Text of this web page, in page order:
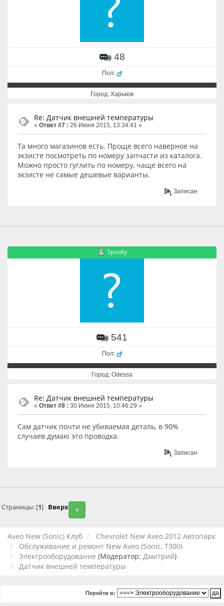
48
Пол:
Город: Харьков
Re: Датчик внешней температуры
« Ответ #7 : 26 Июня 2015, 13:34:41 »
Та много магазинов есть. Проще всего наверное на
экзисте посмотреть по номеру запчасти из каталога.
Можно просто гуглить по номеру, чаще всего на
экзисте не самые дешевые варианты.
Записан
Spooky
541
Пол:
Город: Odessa
Re: Датчик внешней температуры
« Ответ #8 : 30 Июня 2015, 10:46:29 »
Сам датчик почти не убиваемая деталь, в 90%
случаев думаю это проводка.
Записан
+
Страницы: [1] Вверх
Aveo New (Sonic) Клуб
Chevrolet New Aveo 2012 Автопарк
Обслуживание и ремонт New Aveo (Sonic, T300)
Электрооборудование (Модератор: Дмитрий)
Датчик внешней температуры
Перейти в: